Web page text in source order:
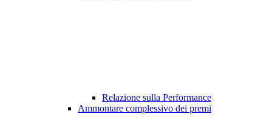
Relazione sulla Performance
Ammontare complessivo dei premi